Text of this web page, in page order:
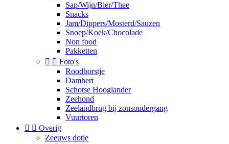
Sap/Wijn/Bier/Thee
Snacks
Jam/Dippers/Mosterd/Sauzen
Snoep/Koek/Chocolade
Non food
Pakketten
  Foto's
Roodborstje
Damhert
Schotse Hooglander
Zeehond
Zeelandbrug bij zonsondergang
Vuurtoren
  Overig
Zeeuws dotje